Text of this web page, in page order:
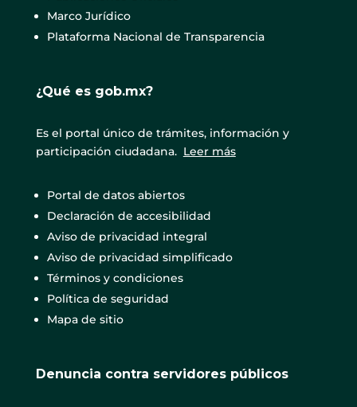
Marco Jurídico
Plataforma Nacional de Transparencia
¿Qué es gob.mx?
Es el portal único de trámites, información y
participación ciudadana. Leer más
Portal de datos abiertos
Declaración de accesibilidad
Aviso de privacidad integral
Aviso de privacidad simplificado
Términos y condiciones
Política de seguridad
Mapa de sitio
Denuncia contra servidores públicos